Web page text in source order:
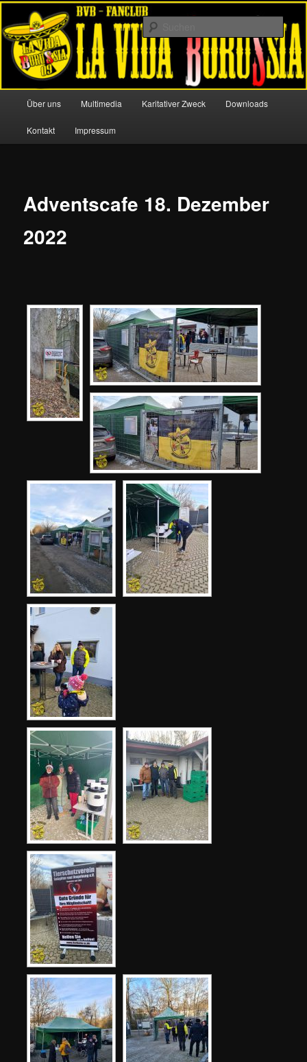
Zum
primären
Inhalt
springenLa Vida Borussia 09
Offizieller Fanclub von Borussia Dortmund
HauptmenüÜber uns Multimedia Karitativer Zweck Downloads
Kontakt Impressum
Adventscafe 18. Dezember
2022